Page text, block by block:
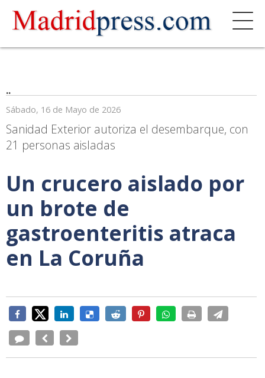
..
Sábado, 16 de Mayo de 2026
Sanidad Exterior autoriza el desembarque, con
21 personas aisladas
Un crucero aislado por
un brote de
gastroenteritis atraca
en La Coruña